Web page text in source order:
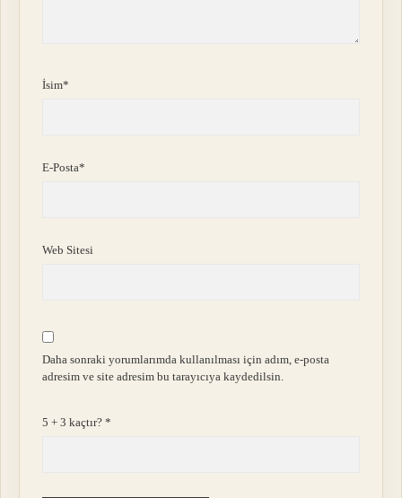
İsim*
E-Posta*
Web Sitesi
Daha sonraki yorumlarımda kullanılması için adım, e-posta
adresim ve site adresim bu tarayıcıya kaydedilsin.
5 + 3 kaçtır?*